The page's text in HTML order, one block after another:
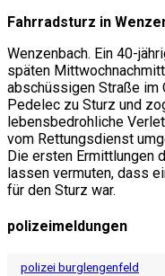
Fahrradsturz in
Wenzenbach. Ein 40-
späten
abschüssigen Straße
Pedelec zu Sturz und
lebensbedrohliche
vom Rettungsdienst
Die ersten Ermittlungen
lassen vermuten, dass
für den Sturz war.
polizeimeldungen
polizei burglengenfeld